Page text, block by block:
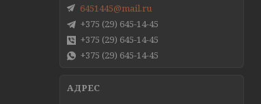
6451445@mail.ru
+375 (29) 645-14-45
+375 (29) 645-14-45
+375 (29) 645-14-45